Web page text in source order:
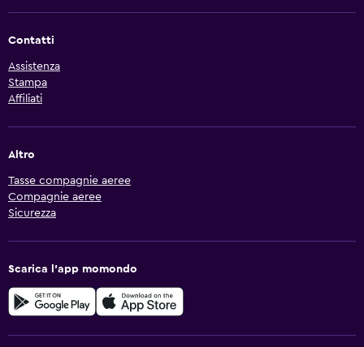
Contatti
Assistenza
Stampa
Affiliati
Altro
Tasse compagnie aeree
Compagnie aeree
Sicurezza
Scarica l'app momondo